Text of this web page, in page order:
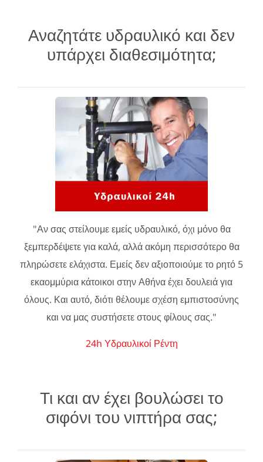
Αναζητάτε υδραυλικό και δεν
υπάρχει διαθεσιμότητα;
"Αν σας στείλουμε εμείς υδραυλικό, όχι μόνο θα
ξεμπερδέψετε για καλά, αλλά ακόμη περισσότερο θα
πληρώσετε ελάχιστα. Εμείς δεν αξιοποιούμε το ρητό 5
εκαομμύρια κάτοικοι στην Αθήνα έχει δουλειά για
όλους. Και αυτό, διότι θέλουμε σχέση εμπιστοσύνης
και να μας συστήσετε στους φίλους σας."
24h Υδραυλικοί Ρέντη
Τι και αν έχει βουλώσει το
σιφόνι του νιπτήρα σας;